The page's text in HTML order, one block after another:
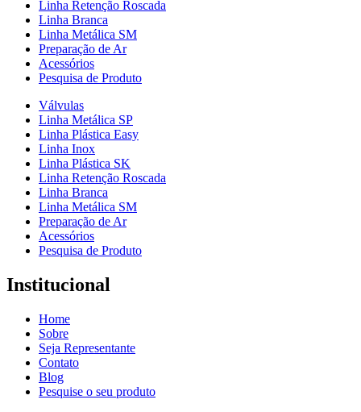
Linha Retenção Roscada
Linha Branca
Linha Metálica SM
Preparação de Ar
Acessórios
Pesquisa de Produto
Válvulas
Linha Metálica SP
Linha Plástica Easy
Linha Inox
Linha Plástica SK
Linha Retenção Roscada
Linha Branca
Linha Metálica SM
Preparação de Ar
Acessórios
Pesquisa de Produto
Institucional
Home
Sobre
Seja Representante
Contato
Blog
Pesquise o seu produto